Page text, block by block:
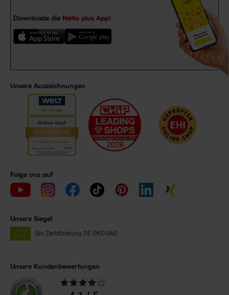
Downloade die Netto plus App!
Unsere Auszeichnungen
Folge uns auf
Unsere Siegel
Bio Zertifizierung DE-ÖKO-060
Unsere Kundenbewertungen
Durchschnittliche
Bewertungen